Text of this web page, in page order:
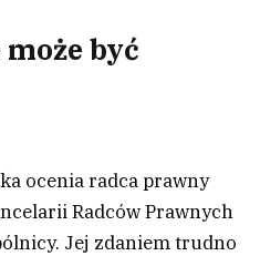
być
ocenia radca prawny
Radców Prawnych
Jej zdaniem trudno